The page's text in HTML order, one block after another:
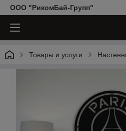
ООО "РикомБай-Групп"
Товары и услуги